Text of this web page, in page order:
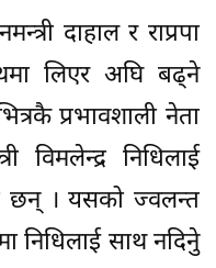
दाहाल र राप्रपा
लिएर अघि बढ्ने
प्रभावशाली नेता
विमलेन्द्र निधिलाई
छन् । यसको ज्वलन्त
निधिलाई साथ नदिनुे